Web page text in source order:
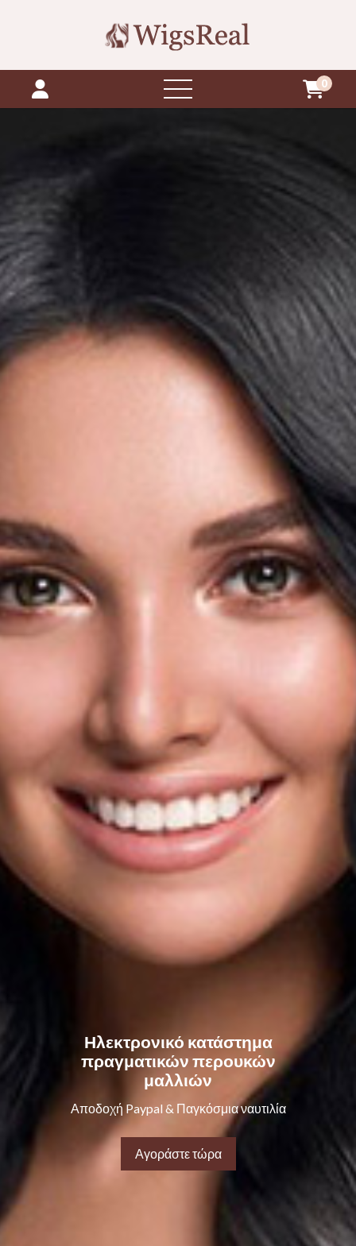
ανοιχτό
μενού
0
Ηλεκτρονικό κατάστημα
πραγματικών περουκών
μαλλιών
Αποδοχή Paypal & Παγκόσμια ναυτιλία
Αγοράστε τώρα